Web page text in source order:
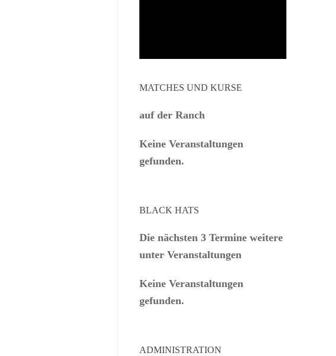
MATCHES UND KURSE
auf der Ranch
Keine Veranstaltungen
gefunden.
BLACK HATS
Die nächsten 3 Termine weitere
unter Veranstaltungen
Keine Veranstaltungen
gefunden.
ADMINISTRATION